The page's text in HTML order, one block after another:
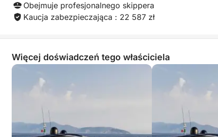
Obejmuje profesjonalnego skippera
Kaucja zabezpieczająca : 22 587 zł
Więcej doświadczeń tego właściciela